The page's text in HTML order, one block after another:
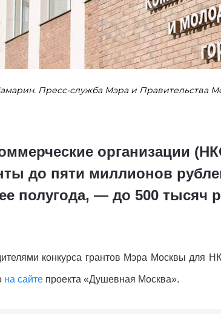
Пресс-служба Мэра и Правительства
организации
до пяти миллионов
полугода, — до 500 тысяч
конкурса грантов Мэра Москвы для
на сайтепроекта «Душевная Москва».